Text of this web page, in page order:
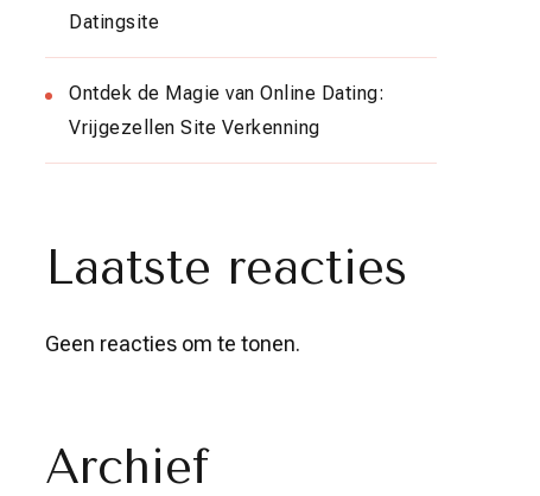
Datingsite
Ontdek de Magie van Online Dating:
Vrijgezellen Site Verkenning
Laatste reacties
Geen reacties om te tonen.
Archief